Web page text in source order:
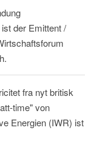
der Emittent /
fra nyt britisk
time" von
Energien (IWR) ist